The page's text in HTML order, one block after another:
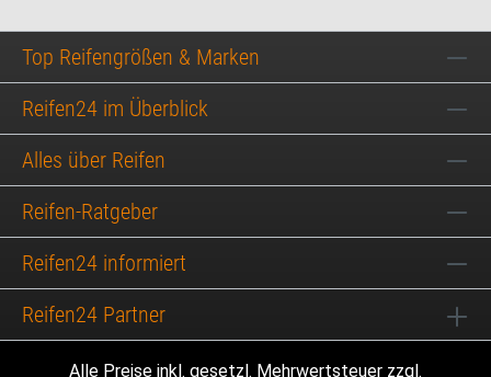
Top Reifengrößen & Marken
Reifen24 im Überblick
Alles über Reifen
Reifen-Ratgeber
Reifen24 informiert
Reifen24 Partner
Alle Preise inkl. gesetzl. Mehrwertsteuer zzgl.